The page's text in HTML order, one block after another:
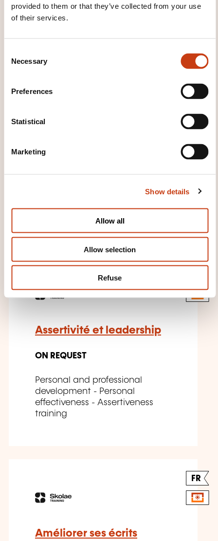
provided to them or that they’ve collected from your use
of their services.
Necessary
Preferences
Statistical
Marketing
Show details
Allow all
Allow selection
Refuse
+32 (0)2 533 10 24
Learn more about the training
THESE COURSES MIGHT
INTEREST YOU
Assertivité et leadership
ON REQUEST
Personal and professional
development - Personal
effectiveness - Assertiveness
training
FR
Améliorer ses écrits